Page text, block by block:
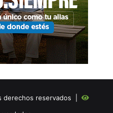
derechos reservados |